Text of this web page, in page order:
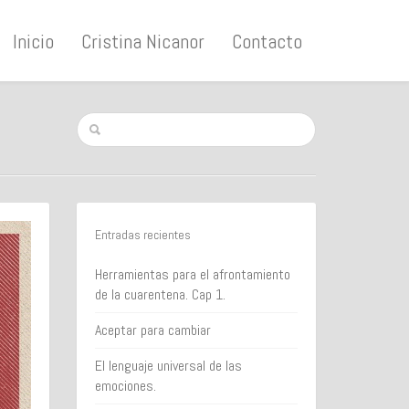
Inicio Cristina Nicanor Contacto
Entradas recientes
Herramientas para el afrontamiento
de la cuarentena. Cap 1.
Aceptar para cambiar
El lenguaje universal de las
emociones.